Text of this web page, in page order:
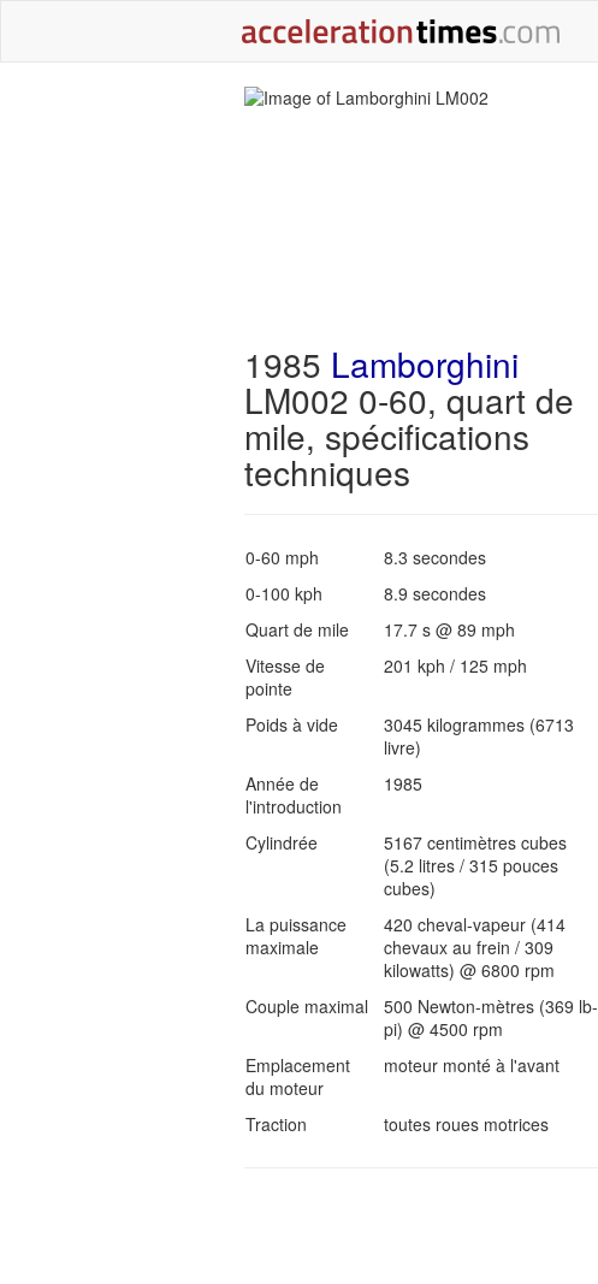
1985 Lamborghini
LM002 0-60, quart de
mile, spécifications
techniques
0-60 mph
8.3 secondes
0-100 kph
8.9 secondes
Quart de mile
17.7 s @ 89 mph
Vitesse de
pointe
201 kph / 125 mph
Poids à vide
3045 kilogrammes (6713
livre)
Année de
l'introduction
1985
Cylindrée
5167 centimètres cubes
(5.2 litres / 315 pouces
cubes)
La puissance
maximale
420 cheval-vapeur (414
chevaux au frein / 309
kilowatts) @ 6800 rpm
Couple maximal
500 Newton-mètres (369 lb-
pi) @ 4500 rpm
Emplacement
du moteur
moteur monté à l'avant
Traction toutes roues motrices